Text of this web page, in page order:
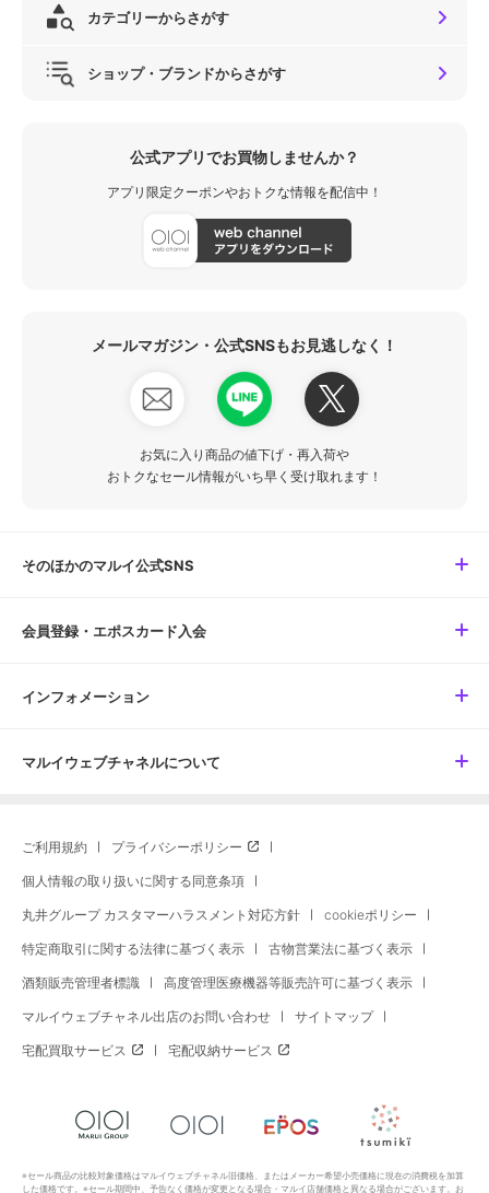
カテゴリーからさがす
ショップ・ブランドからさがす
公式アプリでお買物しませんか？
アプリ限定クーポンやおトクな情報を配信中！
メールマガジン・公式SNSもお見逃しなく！
お気に入り商品の値下げ・再入荷や
おトクなセール情報がいち早く受け取れます！
そのほかのマルイ公式SNS
会員登録・エポスカード入会
インフォメーション
マルイウェブチャネルについて
ご利用規約 プライバシーポリシー
個人情報の取り扱いに関する同意条項
丸井グループ カスタマーハラスメント対応方針 cookieポリシー
特定商取引に関する法律に基づく表示 古物営業法に基づく表示
酒類販売管理者標識 高度管理医療機器等販売許可に基づく表示
マルイウェブチャネル出店のお問い合わせ サイトマップ
宅配買取サービス 宅配収納サービス
※セール商品の比較対象価格はマルイウェブチャネル旧価格、またはメーカー希望小売価格に現在の消費税を加算
した価格です。※セール期間中、予告なく価格が変更となる場合・マルイ店舗価格と異なる場合がございます。お